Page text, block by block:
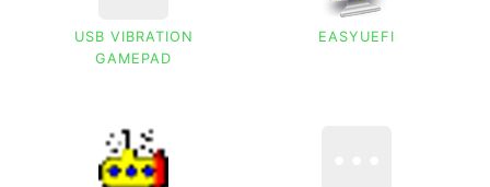
USB VIBRATION
GAMEPAD
EASYUEFI